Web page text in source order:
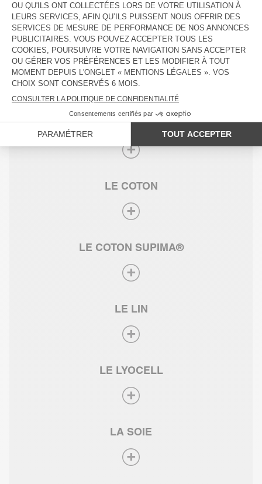
LE JERSEY
LE DENIM
LE COTON
LE COTON SUPIMA®
LE LIN
LE LYOCELL
LA SOIE